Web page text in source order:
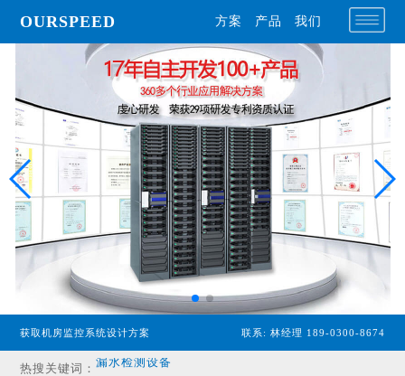
OURSPEED 方案 产品 我们
获取机房监控系统设计方案 联系: 林经理 189-0300-8674
热搜关键词：
专业型主机
经济型主机
温湿度传感器